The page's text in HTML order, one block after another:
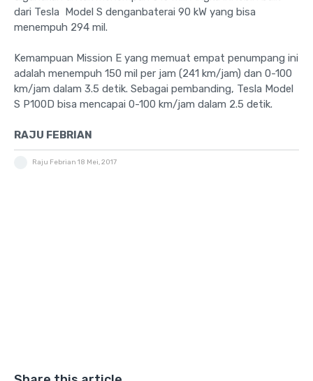
dari Tesla Model S denganbaterai 90 kW yang bisa
menempuh 294 mil.
Kemampuan Mission E yang memuat empat penumpang ini
adalah menempuh 150 mil per jam (241 km/jam) dan 0-100
km/jam dalam 3.5 detik. Sebagai pembanding, Tesla Model
S P100D bisa mencapai 0-100 km/jam dalam 2.5 detik.
RAJU FEBRIAN
Raju Febrian 18 Mei, 2017